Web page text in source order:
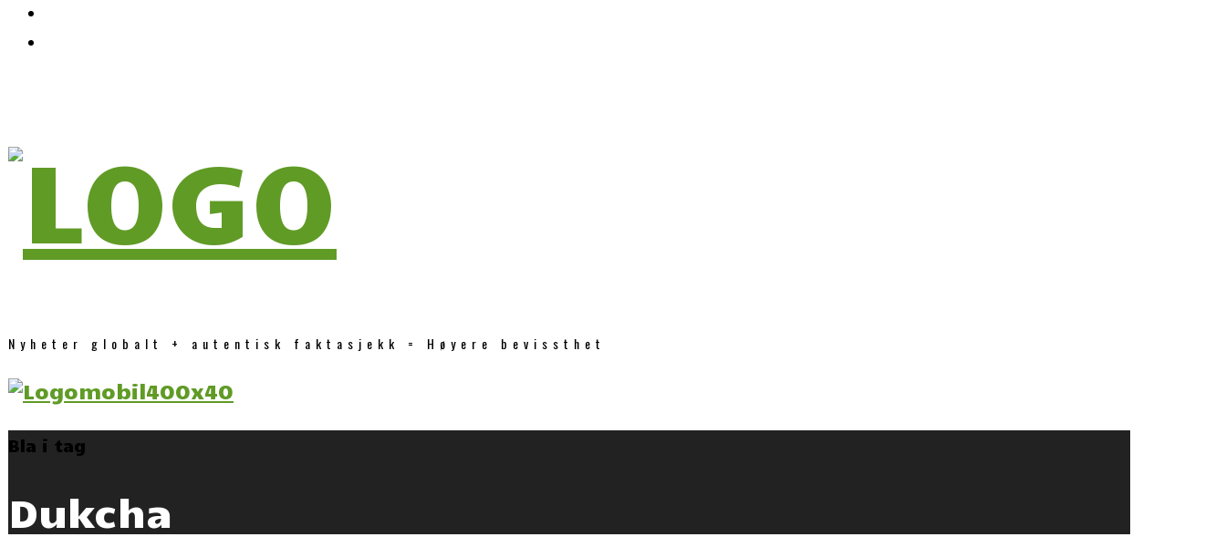
Nyheter globalt + autentisk faktasjekk = Høyere bevissthet
Bla i tag
Dukcha